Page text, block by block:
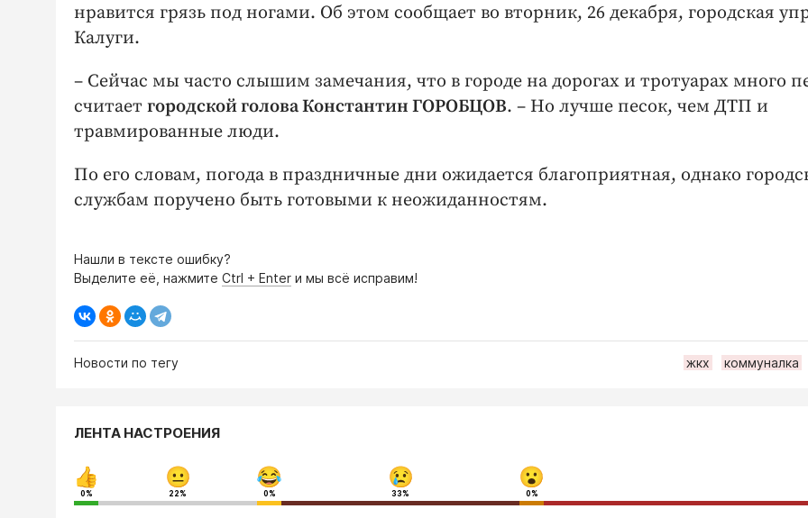
нравится грязь под ногами. Об этом сообщает во вторник, 26 декабря, городская
Калуги.
– Сейчас мы часто слышим замечания, что в городе на дорогах и тротуарах много
считает городской голова Константин ГОРОБЦОВ. – Но лучше песок, чем ДТП и
травмированные люди.
По его словам, погода в праздничные дни ожидается благоприятная, однако
службам поручено быть готовыми к неожиданностям.
Нашли в тексте ошибку?
Выделите её, нажмите Ctrl + Enter и мы всё исправим!
Новости по тегу жкх коммуналка
ЛЕНТА НАСТРОЕНИЯ
0% 22% 0% 33% 0%